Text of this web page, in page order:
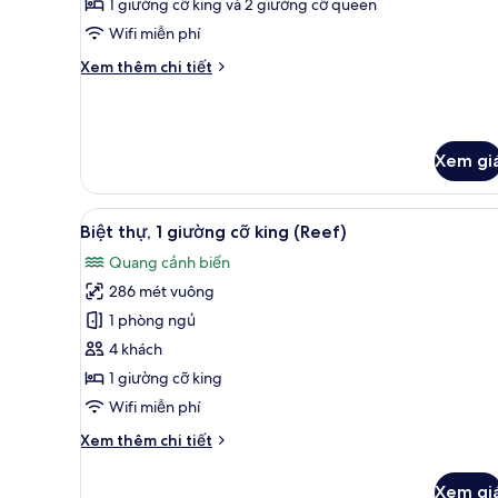
phòng
1 giường cỡ king và 2 giường cỡ queen
Wifi miễn phí
Xem thêm chi tiết
Chi
2
phòng
ngủ
Xem
Xem
tất
cả
ảnh
Biệt
thự,
1
giường
king
1 phòng ngủ, bộ đồ giường
7
Biệt thự, 1 giường cỡ king (Reef)
Quang cảnh biển
286 mét vuông
1 phòng ngủ
4 khách
1 giường cỡ king
Wifi miễn phí
Xem thêm chi tiết
Chi
Xem